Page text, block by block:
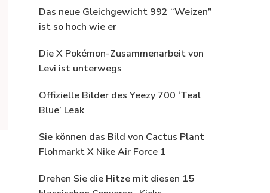
Das neue Gleichgewicht 992 “Weizen”
ist so hoch wie er
Die X Pokémon-Zusammenarbeit von
Levi ist unterwegs
Offizielle Bilder des Yeezy 700 ‘Teal
Blue’ Leak
Sie können das Bild von Cactus Plant
Flohmarkt X Nike Air Force 1
Drehen Sie die Hitze mit diesen 15